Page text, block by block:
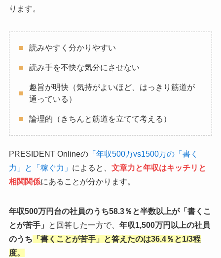
ります。
読みやすく分かりやすい
読み手を不快な気分にさせない
趣旨が明快（気持がよいほど、はっきり筋道が
通っている）
論理的（きちんと筋道を立てて考える）
PRESIDENT Onlineの「年収500万vs1500万の「書く
力」と「稼ぐ力」 によると、 文章力と年収はキッチリと
相関関係にあることが分かります。
年収500万円台の社員のうち58.3％と半数以上が「書くこ
とが苦手」
と回答した一方で、 年収1,500万円以上の社員
のうち 「書くことが苦手」と答えたのは36.4％ と1/3程
度。